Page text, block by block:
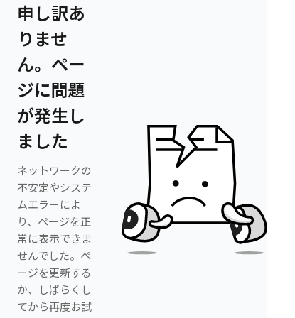
申し訳あ
りませ
ん。ペー
ジに問題
が発生し
ました
ネットワークの
不安定やシステ
ムエラーによ
り、ページを正
常に表示できま
せんでした。ペ
ージを更新する
か、しばらくし
てから再度お試